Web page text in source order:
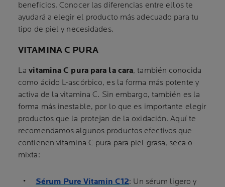
beneficios. Conocer las diferencias entre ellos te
ayudará a elegir el producto más adecuado para tu
tipo de piel y necesidades.
VITAMINA C PURA
Lavitamina C pura para la cara, también conocida
como ácido L-ascórbico, es la forma más potente y
activa de la vitamina C. Sin embargo, también es la
forma más inestable, por lo que es importante elegir
productos que la protejan de la oxidación. Aquí te
recomendamos algunos productos efectivos que
contienen vitamina C pura para piel grasa, seca o
mixta:
Sérum Pure Vitamin C12: Un sérum ligero y